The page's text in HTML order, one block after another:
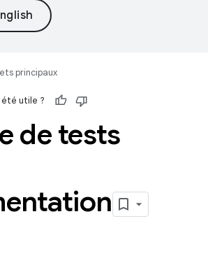
principaux
utile ?
de tests